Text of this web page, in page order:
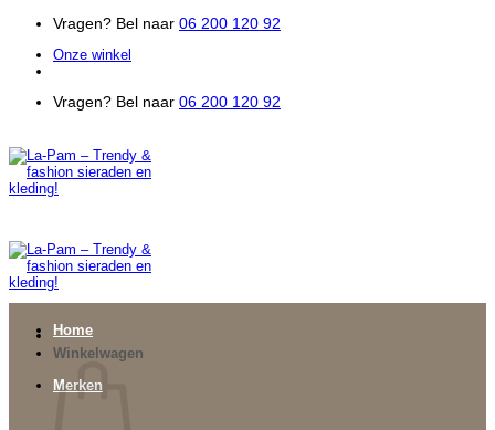
inhoud
Vragen? Bel naar 06 200 120 92
Onze winkel
Vragen? Bel naar 06 200 120 92
Winkelwagen
Home
Merken